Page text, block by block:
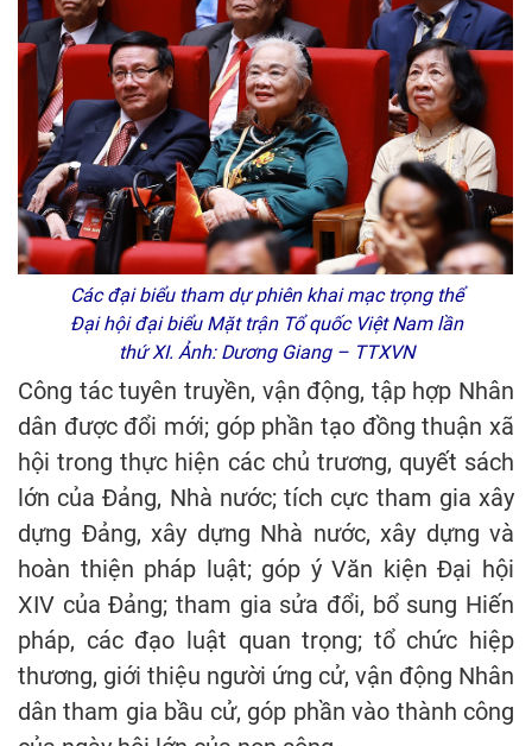
Các đại biểu tham dự phiên khai mạc trọng thể
Đại hội đại biểu Mặt trận Tổ quốc Việt Nam lần
thứ XI. Ảnh: Dương Giang – TTXVN
Công tác tuyên truyền, vận động, tập hợp Nhân
dân được đổi mới; góp phần tạo đồng thuận xã
hội trong thực hiện các chủ trương, quyết sách
lớn của Đảng, Nhà nước; tích cực tham gia xây
dựng Đảng, xây dựng Nhà nước, xây dựng và
hoàn thiện pháp luật; góp ý Văn kiện Đại hội
XIV của Đảng; tham gia sửa đổi, bổ sung Hiến
pháp, các đạo luật quan trọng; tổ chức hiệp
thương, giới thiệu người ứng cử, vận động Nhân
dân tham gia bầu cử, góp phần vào thành công